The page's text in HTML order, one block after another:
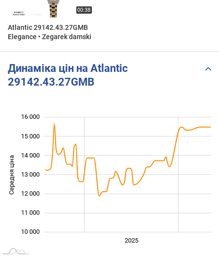
Atlantic 29142.43.27GMB
Elegance • Zegarek damski
Динаміка цін на Atlantic
29142.43.27GMB
Середня ціна 10 000
10 000
11 000
12 000
13 000
14 000
15 000
16 000
2025